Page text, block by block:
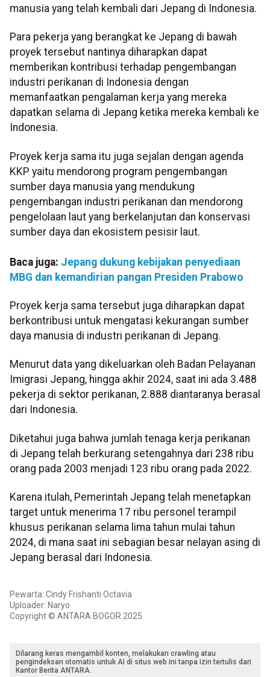
manusia yang telah kembali dari Jepang di Indonesia.
Para pekerja yang berangkat ke Jepang di bawah
proyek tersebut nantinya diharapkan dapat
memberikan kontribusi terhadap pengembangan
industri perikanan di Indonesia dengan
memanfaatkan pengalaman kerja yang mereka
dapatkan selama di Jepang ketika mereka kembali ke
Indonesia.
Proyek kerja sama itu juga sejalan dengan agenda
KKP yaitu mendorong program pengembangan
sumber daya manusia yang mendukung
pengembangan industri perikanan dan mendorong
pengelolaan laut yang berkelanjutan dan konservasi
sumber daya dan ekosistem pesisir laut.
Baca juga: Jepang dukung kebijakan penyediaan
MBG dan kemandirian pangan Presiden Prabowo
Proyek kerja sama tersebut juga diharapkan dapat
berkontribusi untuk mengatasi kekurangan sumber
daya manusia di industri perikanan di Jepang.
Menurut data yang dikeluarkan oleh Badan Pelayanan
Imigrasi Jepang, hingga akhir 2024, saat ini ada 3.488
pekerja di sektor perikanan, 2.888 diantaranya berasal
dari Indonesia.
Diketahui juga bahwa jumlah tenaga kerja perikanan
di Jepang telah berkurang setengahnya dari 238 ribu
orang pada 2003 menjadi 123 ribu orang pada 2022.
Karena itulah, Pemerintah Jepang telah menetapkan
target untuk menerima 17 ribu personel terampil
khusus perikanan selama lima tahun mulai tahun
2024, di mana saat ini sebagian besar nelayan asing di
Jepang berasal dari Indonesia.
Pewarta: Cindy Frishanti Octavia
Uploader: Naryo
Copyright © ANTARA BOGOR 2025
Dilarang keras mengambil konten, melakukan crawling atau
pengindeksan otomatis untuk AI di situs web ini tanpa izin tertulis dari
Kantor Berita ANTARA.